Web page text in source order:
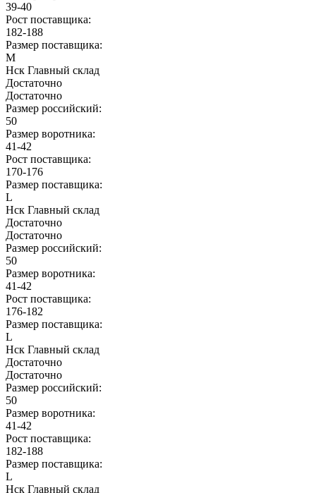
39-40
Рост поставщика:
182-188
Размер поставщика:
M
Нск Главный склад
Достаточно
Достаточно
Размер российский:
50
Размер воротника:
41-42
Рост поставщика:
170-176
Размер поставщика:
L
Нск Главный склад
Достаточно
Достаточно
Размер российский:
50
Размер воротника:
41-42
Рост поставщика:
176-182
Размер поставщика:
L
Нск Главный склад
Достаточно
Достаточно
Размер российский:
50
Размер воротника:
41-42
Рост поставщика:
182-188
Размер поставщика:
L
Нск Главный склад